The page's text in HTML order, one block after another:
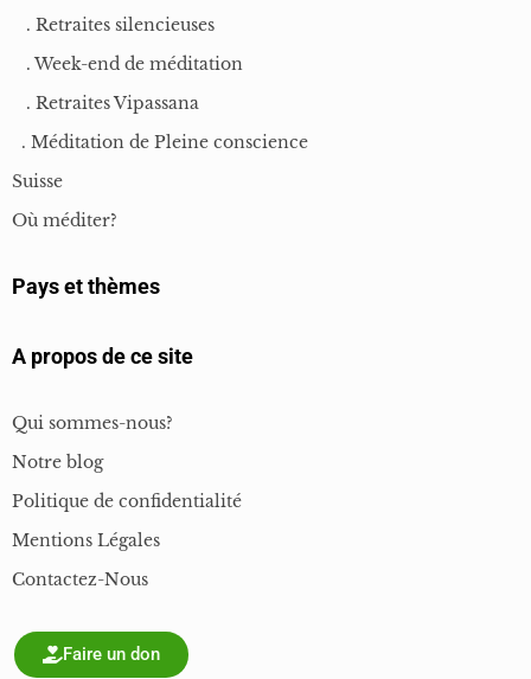
. Retraites silencieuses
. Week-end de méditation
. Retraites Vipassana
. Méditation de Pleine conscience
Suisse
Où méditer?
Pays et thèmes
A propos de ce site
Qui sommes-nous?
Notre blog
Politique de confidentialité
Mentions Légales
Contactez-Nous
Faire un don